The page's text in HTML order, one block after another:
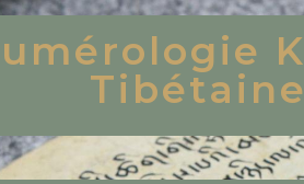
Tibétaine